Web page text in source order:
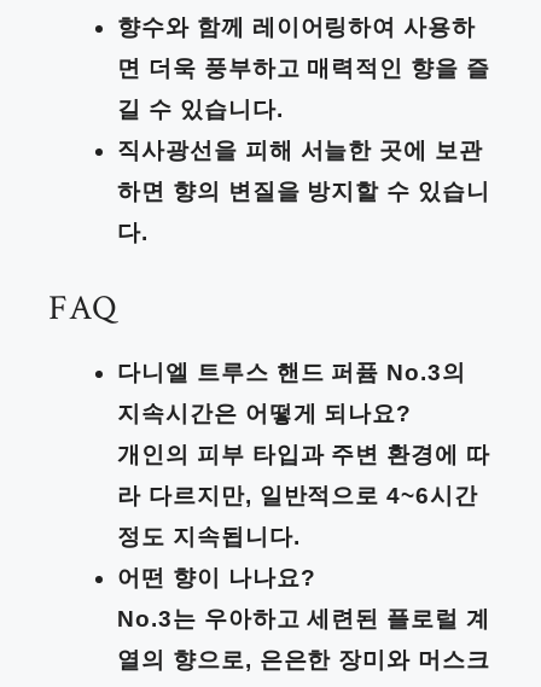
향수와 함께 레이어링하여 사용하
면 더욱 풍부하고 매력적인 향을 즐
길 수 있습니다.
직사광선을 피해 서늘한 곳에 보관
하면 향의 변질을 방지할 수 있습니
다.
FAQ
다니엘 트루스 핸드 퍼퓸 No.3의
지속시간은 어떻게 되나요?
개인의 피부 타입과 주변 환경에 따
라 다르지만, 일반적으로 4~6시간
정도 지속됩니다.
어떤 향이 나나요?
No.3는 우아하고 세련된 플로럴 계
열의 향으로, 은은한 장미와 머스크